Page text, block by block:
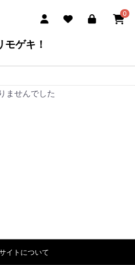
0
モゲキ！
ませんでした
イトについて